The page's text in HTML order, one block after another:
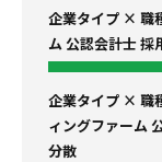
企業タイプ × 職
ム 公認会計士 採
企業タイプ × 職
ィングファーム
分散